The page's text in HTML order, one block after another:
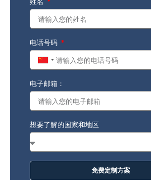
电话号码
China
电子邮箱：
想要了解的国家和地区
免费定制方案